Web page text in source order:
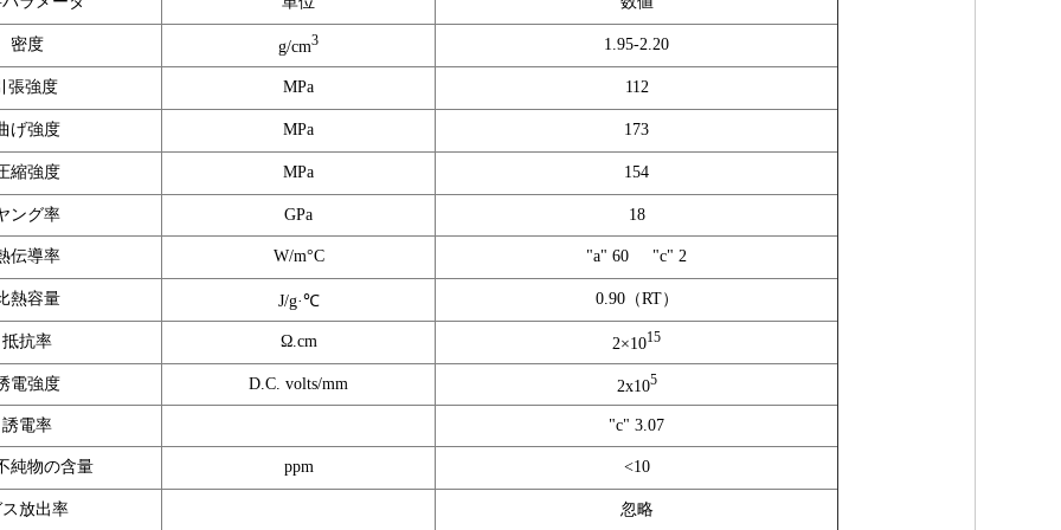
密度 g/cm3 1.95-2.20
張強度 MPa 112
げ強度 MPa 173
縮強度 MPa 154
ング率 GPa 18
伝導率 W/m°C "a" 60 "c" 2
熱容量 J/g·℃ 0.90（RT）
抵抗率 Ω.cm 2×1015
電強度 D.C. volts/mm 2x105
誘電率 "c" 3.07
純物の含量 ppm <10
放出率 忽略